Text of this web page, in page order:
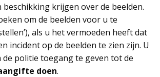
beschikking krijgen over de beelden.
om de beelden voor u te
als u het vermoeden heeft dat
incident op de beelden te zien zijn. U
de politie toegang te geven tot de
doen.